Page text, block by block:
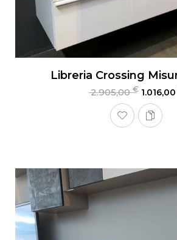
Libreria Crossing
2.905,00€ 1.016,00